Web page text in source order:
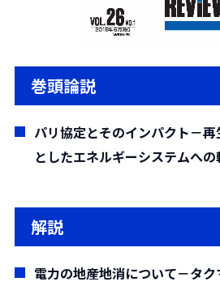
巻頭論説
パリ協定とそのインパクト－
としたエネルギーシステムへの
解説
電力の地産地消について－タ